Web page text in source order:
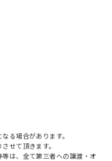
る場合があります。
せて頂きます。
は、全て第三者への譲渡・オ